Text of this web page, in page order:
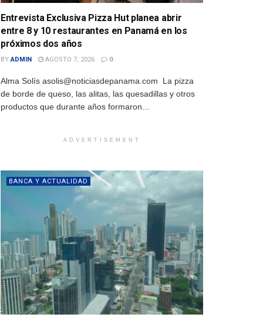
Entrevista Exclusiva Pizza Hut planea abrir
entre 8 y 10 restaurantes en Panamá en los
próximos dos años
BY ADMIN AGOSTO 7, 2026 0
Alma Solís asolis@noticiasdepanama.com La pizza
de borde de queso, las alitas, las quesadillas y otros
productos que durante años formaron...
ADVERTISEMENT
BANCA Y ACTUALIDAD